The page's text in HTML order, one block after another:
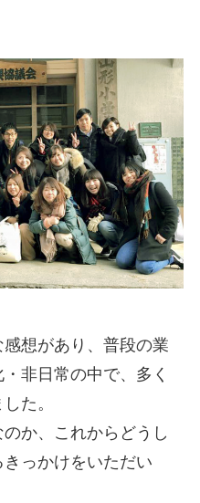
想があり、普段の業
非日常の中で、多く
た。
のか、これからどうし
っかけをいただい